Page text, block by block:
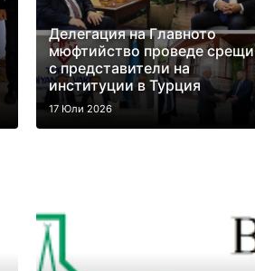
Делегация на Главното
мюфтийство проведе срещи
с представители на
институции в Турция
17 Юли 2026